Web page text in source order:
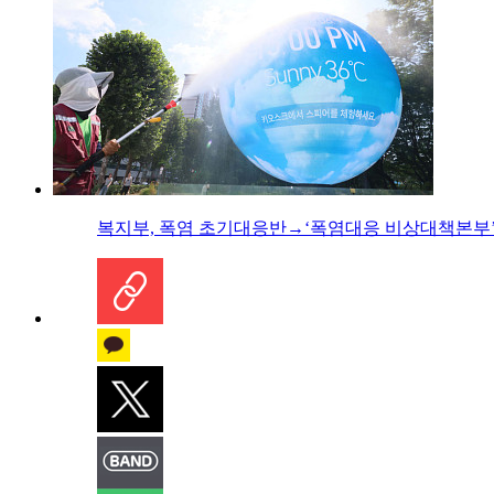
복지부, 폭염 초기대응반→‘폭염대응 비상대책본부